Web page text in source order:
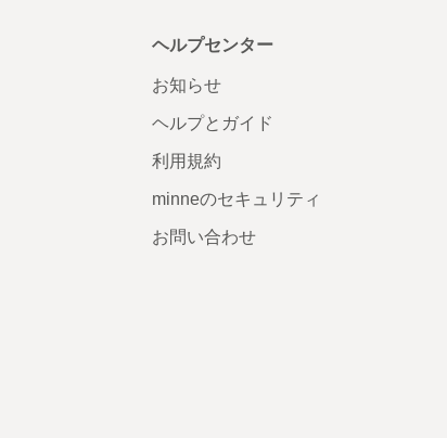
ヘルプセンター
お知らせ
ヘルプとガイド
利用規約
minneのセキュリティ
お問い合わせ